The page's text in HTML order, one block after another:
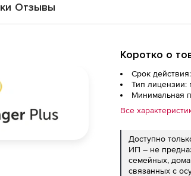
Отзывы
Коротко о
Срок
Тип лицензии:
Минимальная
Все
Доступно
ИП – не
семейных,
связанных с